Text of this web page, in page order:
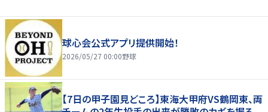
球心会公式アプリ提供開始！
2026/05/27 00:00野球
【7日の甲子園見どころ】東海大甲府VS鶴岡東、両